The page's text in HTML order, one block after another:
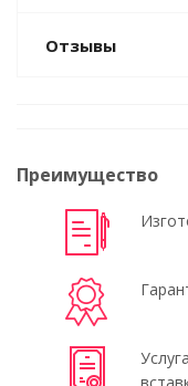
Отзывы
Преимущество